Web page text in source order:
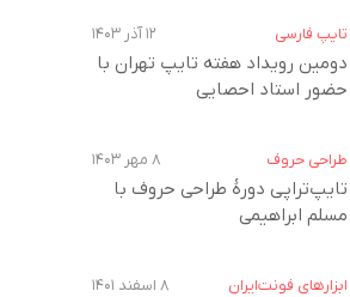
تایپ فارسی ۱۲ آذر ۱۴۰۳
دومین رویداد هفته‌ تایپ تهران با
حضور استاد احصایی
طراحی حروف ۸ مهر ۱۴۰۳
تایپ‌تراپی دورهٔ طراحی حروف با
مسلم ابراهیمی
ابزارهای فونت‌ایران ۸ اسفند ۱۴۰۱